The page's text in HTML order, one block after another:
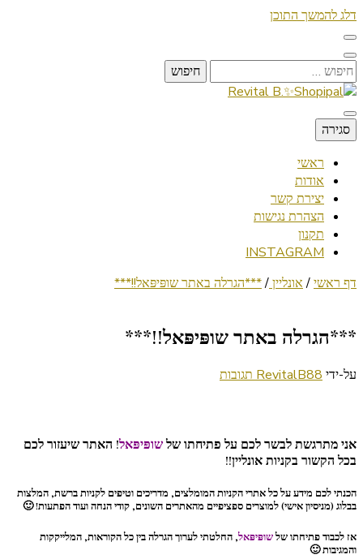
דלג להמשך התוכן
חיפוש:
Revital B.✨Shopipal
Lifestyle ✦ Beauty ✦ Vegan ✦ Travel
סגירה
ראשי
אודות
יצירת קשר
הצהרת נגישות
תקנון
INSTAGRAM
דף ראשי/ אונליין/***הגרלה באתר שופּיפּאל!!***
***הגרלה באתר שופּיפּאל!!***
על-ידי RevitalB88 תגובות
על
אני מתרגשת לבשר לכם על פתיחתו של שופּיפּאל! האתר שיעזור לכם
בכל הקשור בקניות אונליין!!
הכנתי לכם מידע על כלאתרי הקניות המומלצים, מדריכים וטיפים לקניות ברשת, המלצות
בבלוג(מניסיון אישי) למוצרים ספציפיים מהאתרים השונים, קודי הנחהועוד הפתעות! 🙂
אז לכבוד פתיחתו שלשופּיפּאל, החלטתי לערוךהגרלהבין כל הקוראות, המלייקקות
והמגיבות 🙂